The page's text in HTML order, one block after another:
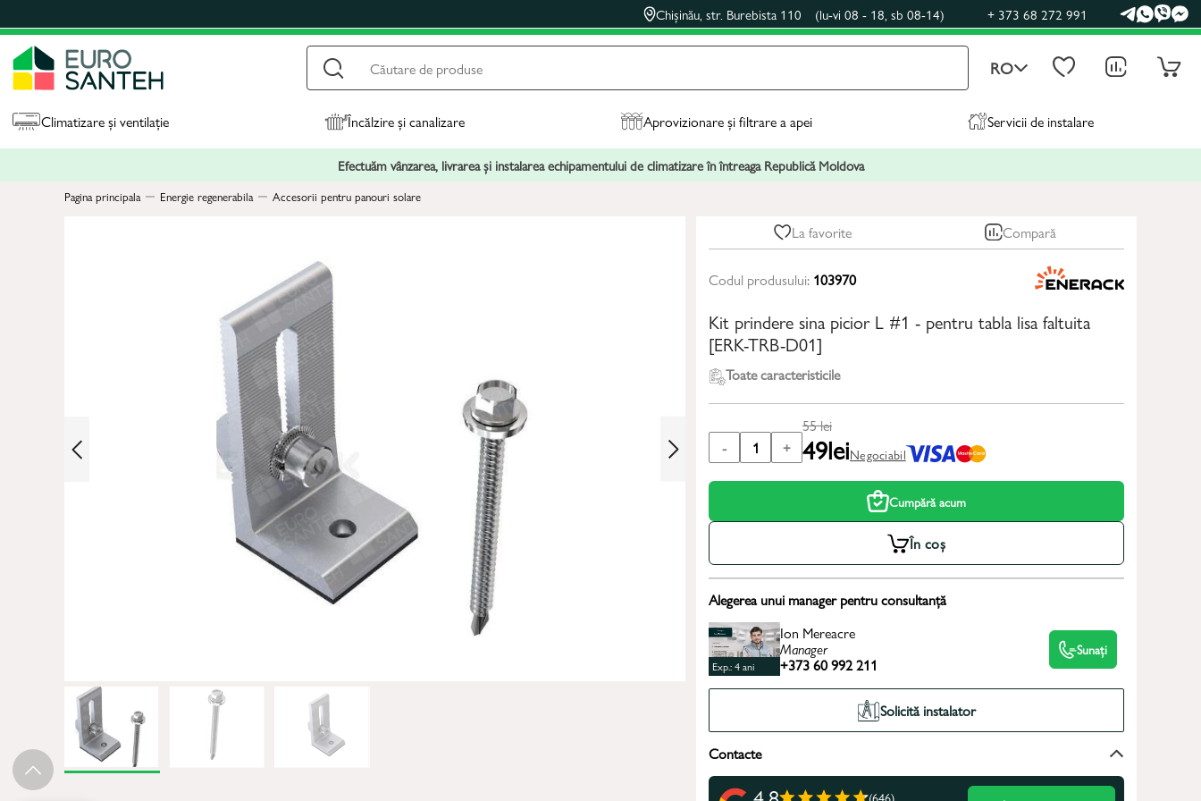
Chișinău, str. Burebista 110 (lu-vi 08 - 18, sb 08-14) + 373 68 272 991
RO
Climatizare și ventilație Încălzire și canalizare Aprovizionare și filtrare a apei Servicii de instalare
Efectuăm vânzarea, livrarea și instalarea echipamentului de climatizare în întreaga Republică Moldova
Pagina principala Energie regenerabila Accesorii pentru panouri solare
La favorite Compară
Codul produsului: 103970
Kit prindere sina picior L #1 - pentru tabla lisa faltuita
[ERK-TRB-D01]
Toate caracteristicile
- 1 +
55lei
49leiNegociabil
Cumpără acum
În coș
Alegerea unui manager pentru consultanță
Exp.: 4 ani
Ion Mereacre
Manager
+373 60 992 211
Sunați
Solicită instalator
Contacte
(646)